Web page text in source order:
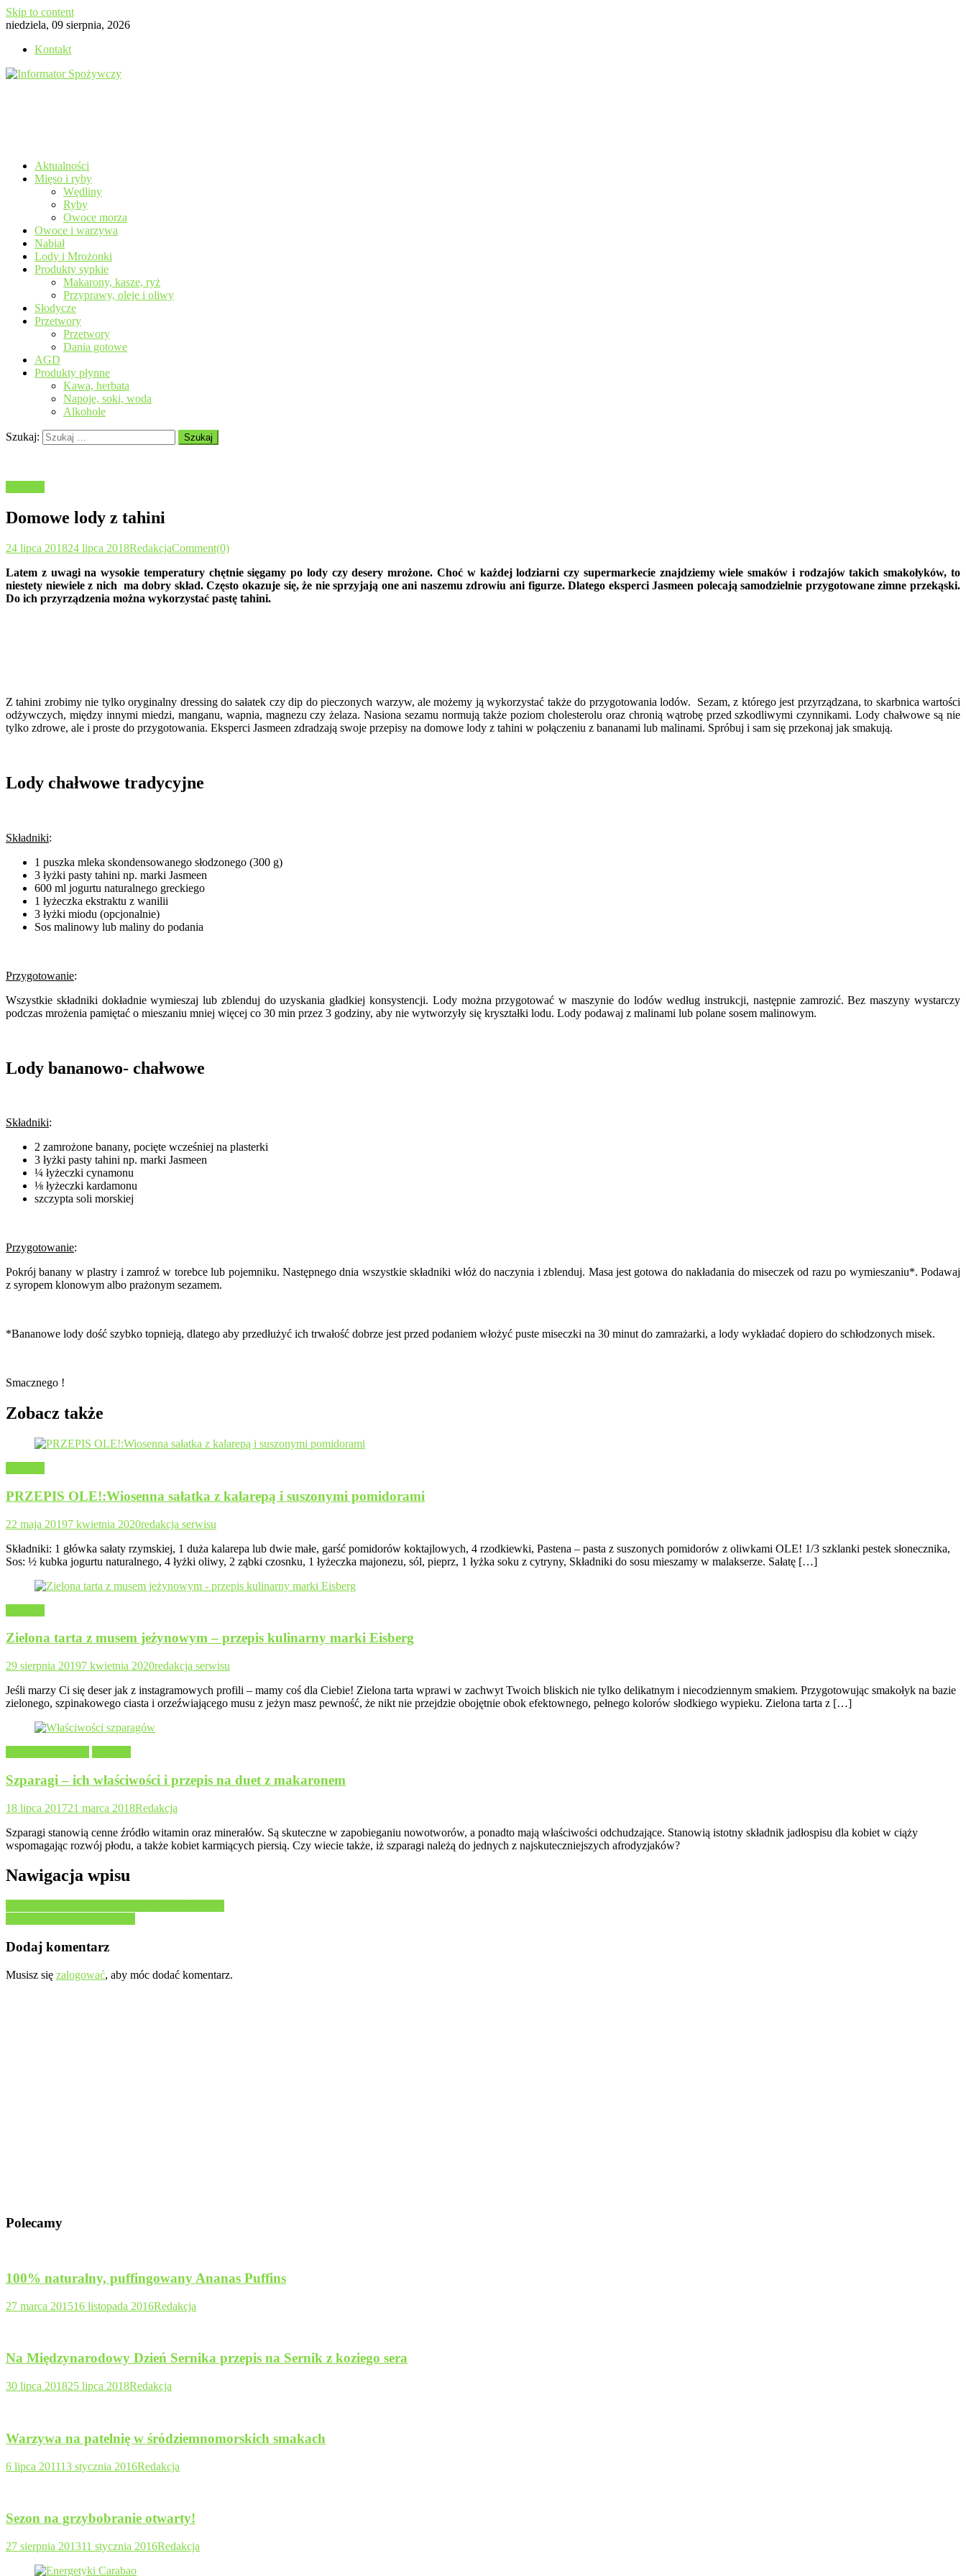
Skip to content
niedziela, 09 sierpnia, 2026
Kontakt
Aktualności
Mięso i ryby
Wędliny
Ryby
Owoce morza
Owoce i warzywa
Nabiał
Lody i Mrożonki
Produkty sypkie
Makarony, kasze, ryż
Przyprawy, oleje i oliwy
Słodycze
Przetwory
Przetwory
Dania gotowe
AGD
Produkty płynne
Kawa, herbata
Napoje, soki, woda
Alkohole
Szukaj:
Domowe lody z tahini
24 lipca 201824 lipca 2018RedakcjaComment(0)
Latem z uwagi na wysokie temperatury chętnie sięgamy po lody czy desery mrożone. Choć w każdej lodziarni czy supermarkecie znajdziemy wiele smaków i rodzajów takich smakołyków, to
niestety niewiele z nich ma dobry skład. Często okazuje się, że nie sprzyjają one ani naszemu zdrowiu ani figurze. Dlatego eksperci Jasmeen polecają samodzielnie przygotowane zimne przekąski.
Do ich przyrządzenia można wykorzystać pastę tahini.
Z tahini zrobimy nie tylko oryginalny dressing do sałatek czy dip do pieczonych warzyw, ale możemy ją wykorzystać także do przygotowania lodów. Sezam, z którego jest przyrządzana, to skarbnica wartości
odżywczych, między innymi miedzi, manganu, wapnia, magnezu czy żelaza. Nasiona sezamu normują także poziom cholesterolu oraz chronią wątrobę przed szkodliwymi czynnikami. Lody chałwowe są nie
tylko zdrowe, ale i proste do przygotowania. Eksperci Jasmeen zdradzają swoje przepisy na domowe lody z tahini w połączeniu z bananami lub malinami. Spróbuj i sam się przekonaj jak smakują.
Lody chałwowe tradycyjne
Składniki:
1 puszka mleka skondensowanego słodzonego (300 g)
3 łyżki pasty tahini np. marki Jasmeen
600 ml jogurtu naturalnego greckiego
1 łyżeczka ekstraktu z wanilii
3 łyżki miodu (opcjonalnie)
Sos malinowy lub maliny do podania
Przygotowanie:
Wszystkie składniki dokładnie wymieszaj lub zblenduj do uzyskania gładkiej konsystencji. Lody można przygotować w maszynie do lodów według instrukcji, następnie zamrozić. Bez maszyny wystarczy
podczas mrożenia pamiętać o mieszaniu mniej więcej co 30 min przez 3 godziny, aby nie wytworzyły się kryształki lodu. Lody podawaj z malinami lub polane sosem malinowym.
Lody bananowo- chałwowe
Składniki:
2 zamrożone banany, pocięte wcześniej na plasterki
3 łyżki pasty tahini np. marki Jasmeen
¼ łyżeczki cynamonu
⅛ łyżeczki kardamonu
szczypta soli morskiej
Przygotowanie:
Pokrój banany w plastry i zamroź w torebce lub pojemniku. Następnego dnia wszystkie składniki włóż do naczynia i zblenduj. Masa jest gotowa do nakładania do miseczek od razu po wymieszaniu*. Podawaj
z syropem klonowym albo prażonym sezamem.
*Bananowe lody dość szybko topnieją, dlatego aby przedłużyć ich trwałość dobrze jest przed podaniem włożyć puste miseczki na 30 minut do zamrażarki, a lody wykładać dopiero do schłodzonych misek.
Smacznego !
Zobacz także
PRZEPIS OLE!:Wiosenna sałatka z kalarepą i suszonymi pomidorami
22 maja 20197 kwietnia 2020redakcja serwisu
Składniki: 1 główka sałaty rzymskiej, 1 duża kalarepa lub dwie małe, garść pomidorów koktajlowych, 4 rzodkiewki, Pastena – pasta z suszonych pomidorów z oliwkami OLE! 1/3 szklanki pestek słonecznika,
Sos: ½ kubka jogurtu naturalnego, 4 łyżki oliwy, 2 ząbki czosnku, 1 łyżeczka majonezu, sól, pieprz, 1 łyżka soku z cytryny, Składniki do sosu mieszamy w malakserze. Sałatę […]
Zielona tarta z musem jeżynowym – przepis kulinarny marki Eisberg
29 sierpnia 20197 kwietnia 2020redakcja serwisu
Jeśli marzy Ci się deser jak z instagramowych profili – mamy coś dla Ciebie! Zielona tarta wprawi w zachwyt Twoich bliskich nie tylko delikatnym i niecodziennym smakiem. Przygotowując smakołyk na bazie
zielonego, szpinakowego ciasta i orzeźwiającego musu z jeżyn masz pewność, że nikt nie przejdzie obojętnie obok efektownego, pełnego kolorów słodkiego wypieku. Zielona tarta z […]
Szparagi – ich właściwości i przepis na duet z makaronem
18 lipca 201721 marca 2018Redakcja
Szparagi stanowią cenne źródło witamin oraz minerałów. Są skuteczne w zapobieganiu nowotworów, a ponadto mają właściwości odchudzające. Stanowią istotny składnik jadłospisu dla kobiet w ciąży
wspomagając rozwój płodu, a także kobiet karmiących piersią. Czy wiecie także, iż szparagi należą do jednych z najskuteczniejszych afrodyzjaków?
Nawigacja wpisu
Dodaj komentarz
Musisz się zalogować, aby móc dodać komentarz.
Polecamy
100% naturalny, puffingowany Ananas Puffins
27 marca 201516 listopada 2016Redakcja
Na Międzynarodowy Dzień Sernika przepis na Sernik z koziego sera
30 lipca 201825 lipca 2018Redakcja
Warzywa na patelnię w śródziemnomorskich smakach
6 lipca 201113 stycznia 2016Redakcja
Sezon na grzybobranie otwarty!
27 sierpnia 201311 stycznia 2016Redakcja